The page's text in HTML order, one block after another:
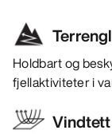
Holdbart og
fjellaktiviteter i